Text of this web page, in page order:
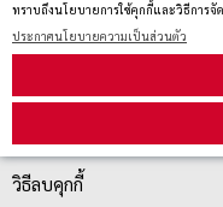
ทราบถึงนโยบายการใช้คุกกี้และวิธีการจั
ประกาศนโยบายความเป็นส่วนตัว
บริการลูกค้า
ตรวจสอบสถานะสินค้า
คู่มือนักช้อป
วิธีลบคุกกี้